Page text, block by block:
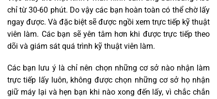
chỉ từ 30-60 phút. Do vậy các bạn hoàn toàn có thể chờ lấy
ngay được. Và đặc biệt sẽ được ngồi xem trực tiếp kỹ thuật
viên làm. Các bạn sẽ yên tâm hơn khi được trực tiếp theo
dõi và giám sát quá trình kỹ thuật viên làm.
Các bạn lưu ý là chỉ nên chọn những cơ sở nào nhận làm
trực tiếp lấy luôn, không được chọn những cơ sở họ nhận
giữ máy lại và hẹn bạn khi nào xong đến lấy, vì chắc chắn